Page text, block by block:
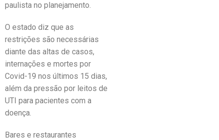
paulista no planejamento.
O estado diz que as
restrições são necessárias
diante das altas de casos,
internações e mortes por
Covid-19 nos últimos 15 dias,
além da pressão por leitos de
UTI para pacientes com a
doença.
Bares e restaurantes